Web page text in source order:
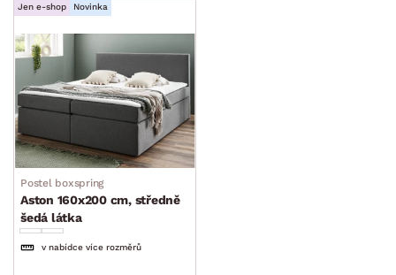
Jen e-shop Novinka
Postel boxspring
Aston 160x200 cm, středně
šedá látka
v nabídce více rozměrů